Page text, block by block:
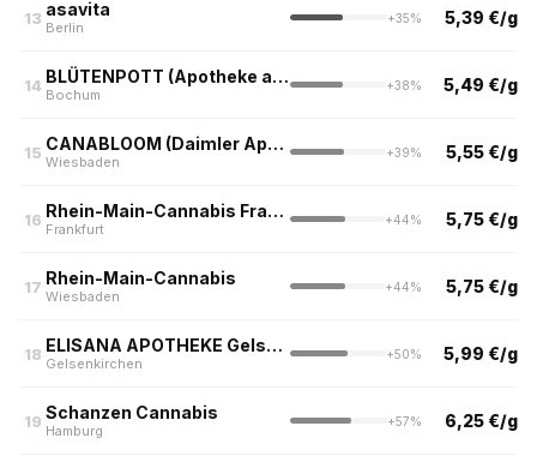
13 asavita
Berlin
+35% 5,39 €/g
14 BLÜTENPOTT (Apotheke am alten Markt, Bochum)
Bochum
+38% 5,49 €/g
15 CANABLOOM (Daimler Apotheke, Wiesbaden)
Wiesbaden
+39% 5,55 €/g
16 Rhein-Main-Cannabis Frankfurt (Nur Abholung)
Frankfurt
+44% 5,75 €/g
17 Rhein-Main-Cannabis
Wiesbaden
+44% 5,75 €/g
18 ELISANA APOTHEKE Gelsenkirchen Buer
Gelsenkirchen
+50% 5,99 €/g
19 Schanzen Cannabis
Hamburg
+57% 6,25 €/g